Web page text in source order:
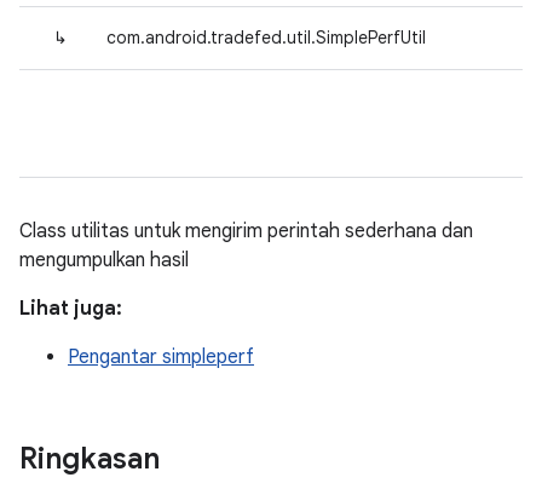
↳ com.android.tradefed.util.SimplePerfUtil
Class utilitas untuk mengirim perintah sederhana dan
mengumpulkan hasil
Lihat juga:
Pengantar simpleperf
Ringkasan